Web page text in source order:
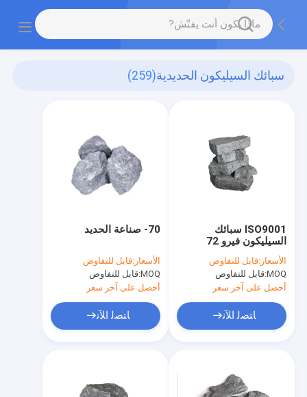
سبائك السيليكون الحديدية(259)
70- صناعة الحديد
الأسعار:قابل للتفاوض
MOQ: قابل للتفاوض
أحصل على آخر سعر
ﺎﺘﺼﻟ ﺍﻶﻧ
ISO9001 سبائك
السيليكون فيرو 72
الأسعار:قابل للتفاوض
MOQ: قابل للتفاوض
أحصل على آخر سعر
ﺎﺘﺼﻟ ﺍﻶﻧ